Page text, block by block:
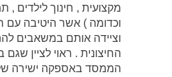
מקצועית , חינוך לילדים ,
וכדומה ) אשר היטיבה עם
וציידה אותם במשאבים
החיצונית . ראוי לציין
הממסד באספקה ישירה של